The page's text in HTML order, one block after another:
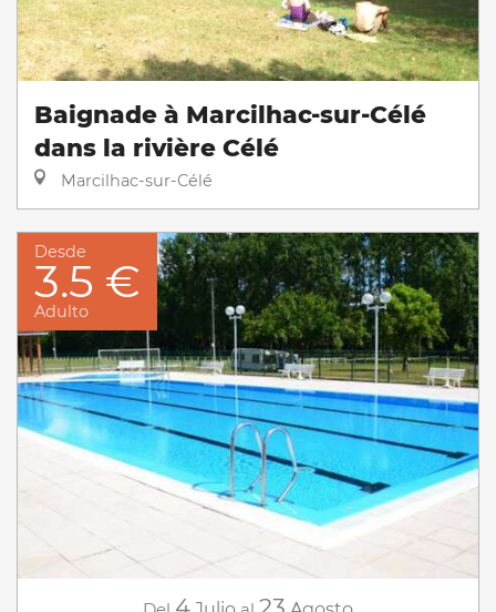
Baignade à Marcilhac-sur-Célé
dans la rivière Célé
Marcilhac-sur-Célé
Desde
3.5 €
Adulto